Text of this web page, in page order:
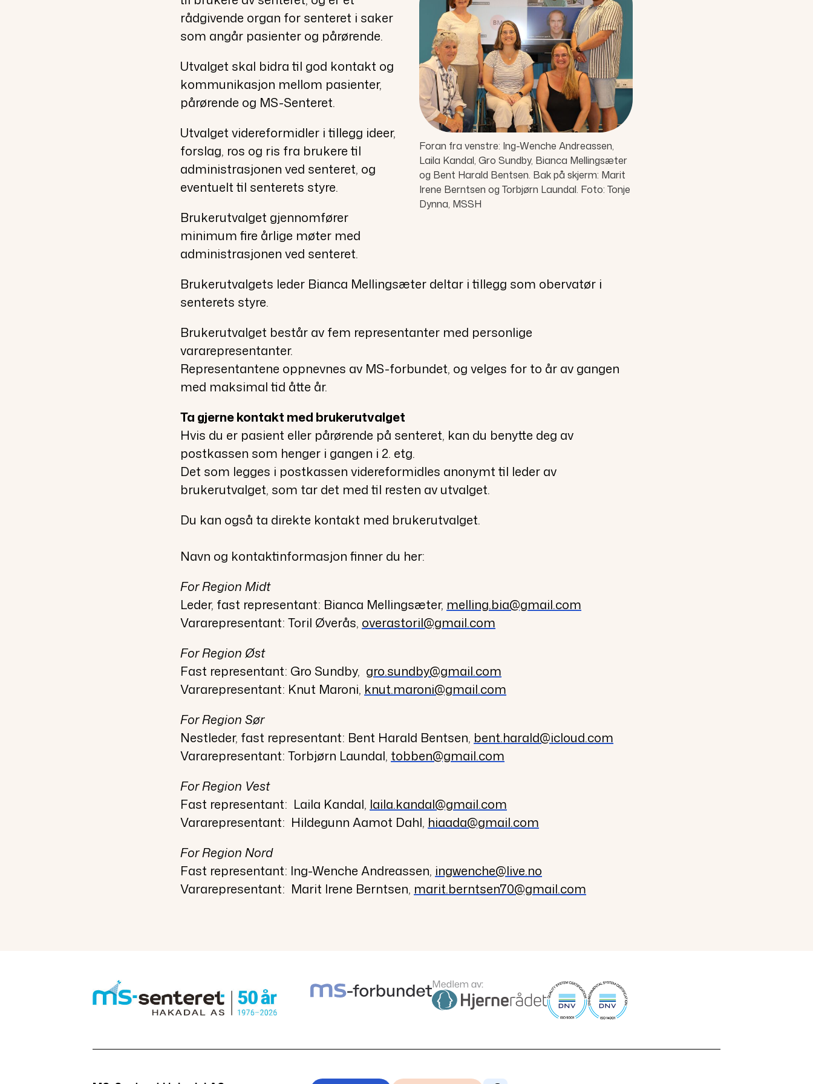
Foran fra venstre: Ing-Wenche Andreassen,
Laila Kandal, Gro Sundby, Bianca Mellingsæter
og Bent Harald Bentsen. Bak på skjerm: Marit
Irene Berntsen og Torbjørn Laundal. Foto: Tonje
Dynna, MSSH
rådgivende organ for senteret i saker
som angår pasienter og pårørende.
Utvalget skal bidra til god kontakt og
kommunikasjon mellom pasienter,
pårørende og MS-Senteret.
Utvalget videreformidler i tillegg ideer,
forslag, ros og ris fra brukere til
administrasjonen ved senteret, og
eventuelt til senterets styre.
Brukerutvalget gjennomfører
minimum fire årlige møter med
administrasjonen ved senteret.
Brukerutvalgets leder Bianca Mellingsæter deltar i tillegg som obervatør i
senterets styre.
Brukerutvalget består av fem representanter med personlige
vararepresentanter.
Representantene oppnevnes av MS-forbundet, og velges for to år av gangen
med maksimal tid åtte år.
Ta gjerne kontakt med brukerutvalget
Hvis du er pasient eller pårørende på senteret, kan du benytte deg av
postkassen som henger i gangen i 2. etg.
Det som legges i postkassen videreformidles anonymt til leder av
brukerutvalget, som tar det med til resten av utvalget.
Du kan også ta direkte kontakt med brukerutvalget.
Navn og kontaktinformasjon finner du her:
For Region Midt
Leder, fast representant: Bianca Mellingsæter, melling.bia@gmail.com
Vararepresentant: Toril Øverås, overastoril@gmail.com
For Region Øst
Fast representant: Gro Sundby, gro.sundby@gmail.com
Vararepresentant: Knut Maroni, knut.maroni@gmail.com
For Region Sør
Nestleder, fast representant: Bent Harald Bentsen, bent.harald@icloud.com
Vararepresentant: Torbjørn Laundal, tobben@gmail.com
For Region Vest
Fast representant: Laila Kandal, laila.kandal@gmail.com
Vararepresentant: Hildegunn Aamot Dahl, hiaada@gmail.com
For Region Nord
Fast representant: Ing-Wenche Andreassen, ingwenche@live.no
Vararepresentant: Marit Irene Berntsen, marit.berntsen70@gmail.com